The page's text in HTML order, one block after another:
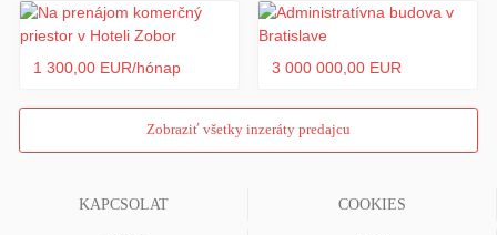
1 300,00 EUR/hónap 3 000 000,00 EUR
Zobraziť všetky inzeráty predajcu
KAPCSOLAT COOKIES